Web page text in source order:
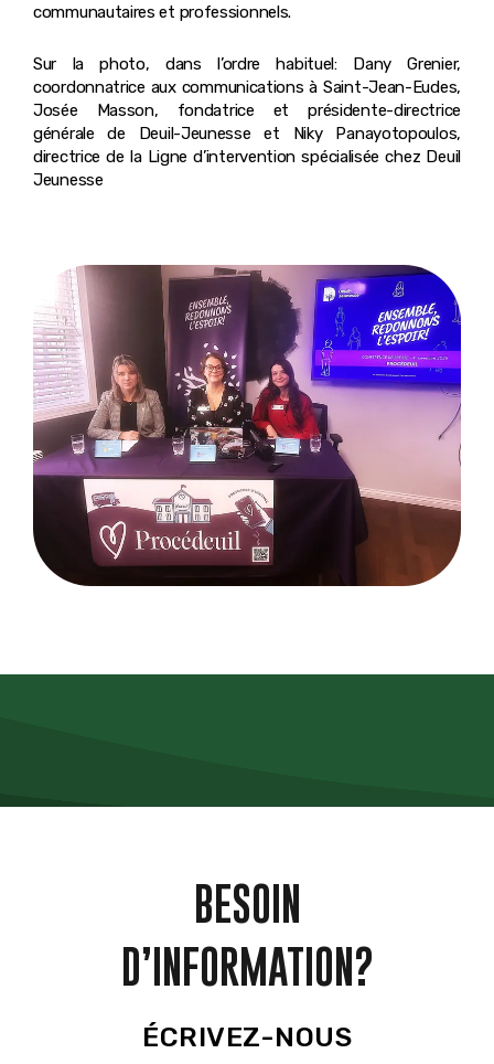
communautaires et professionnels.
Sur la photo, dans l’ordre habituel: Dany Grenier,
coordonnatrice aux communications à Saint-Jean-Eudes,
Josée Masson, fondatrice et présidente-directrice
générale de Deuil-Jeunesse et Niky Panayotopoulos,
directrice de la Ligne d’intervention spécialisée chez Deuil
Jeunesse
BESOIN
D’INFORMATION?
ÉCRIVEZ-NOUS